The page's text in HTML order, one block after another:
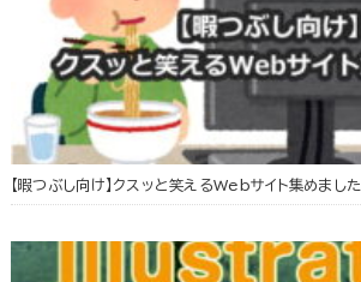
【暇つぶし向け】クスッと笑えるWebサイト集めました